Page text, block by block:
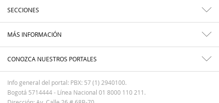
SECCIONES
MÁS INFORMACIÓN
CONOZCA NUESTROS PORTALES
Info general del portal: PBX: 57 (1) 2940100.
Bogotá 5714444 - Línea Nacional 01 8000 110 211.